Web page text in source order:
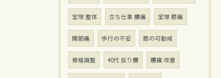
宝塚 整体 立ち仕事 腰痛 宝塚 膝痛
関節痛 歩行の不安 膝の可動域
骨格調整 40代 反り腰 腰痛 改善